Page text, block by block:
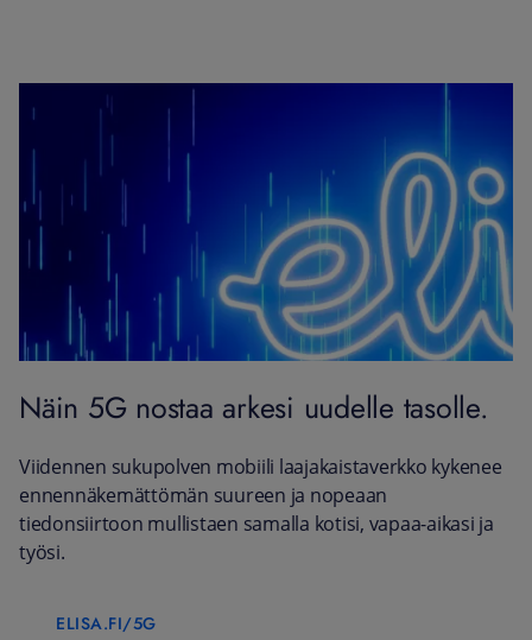
Näin 5G nostaa arkesi uudelle tasolle.
Viidennen sukupolven mobiili laajakaistaverkko kykenee
ennennäkemättömän suureen ja nopeaan
tiedonsiirtoon mullistaen samalla kotisi, vapaa-aikasi ja
työsi.
ELISA.FI/5G